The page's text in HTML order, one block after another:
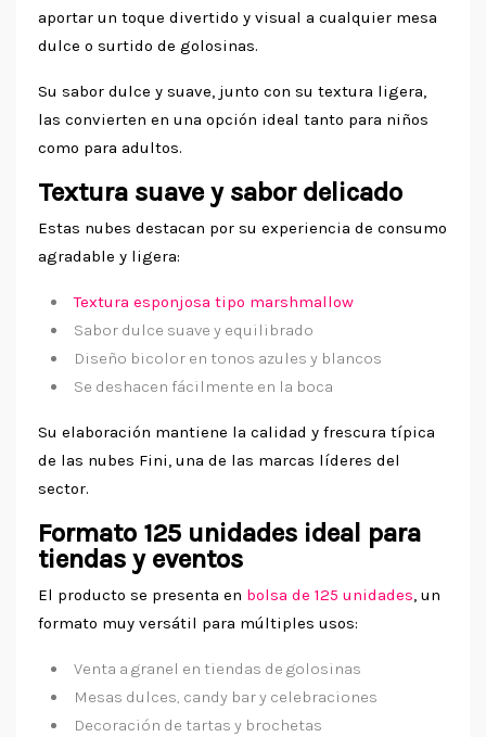
aportar un toque divertido y visual a cualquier mesa
dulce o surtido de golosinas.
Su sabor dulce y suave, junto con su textura ligera,
las convierten en una opción ideal tanto para niños
como para adultos.
Textura suave y sabor delicado
Estas nubes destacan por su experiencia de consumo
agradable y ligera:
Textura esponjosa tipo marshmallow
Sabor dulce suave y equilibrado
Diseño bicolor en tonos azules y blancos
Se deshacen fácilmente en la boca
Su elaboración mantiene la calidad y frescura típica
de las nubes Fini, una de las marcas líderes del
sector.
Formato 125 unidades ideal para
tiendas y eventos
El producto se presenta en bolsa de 125 unidades, un
formato muy versátil para múltiples usos:
Venta a granel en tiendas de golosinas
Mesas dulces, candy bar y celebraciones
Decoración de tartas y brochetas